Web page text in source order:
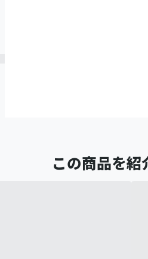
この商品を紹